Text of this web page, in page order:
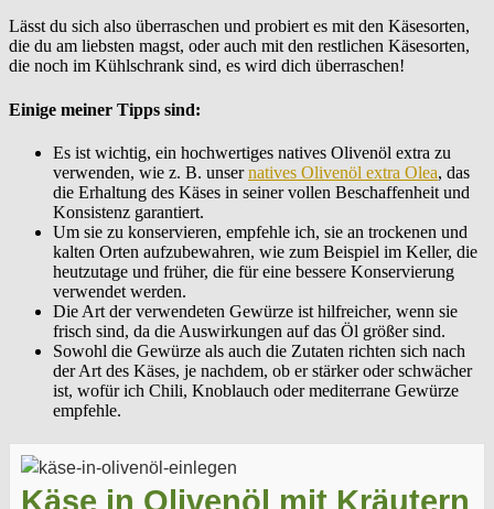
Lässt du sich also überraschen und probiert es mit den Käsesorten,
die du am liebsten magst, oder auch mit den restlichen Käsesorten,
die noch im Kühlschrank sind, es wird dich überraschen!
Einige meiner Tipps sind:
Es ist wichtig, ein hochwertiges natives Olivenöl extra zu
verwenden, wie z. B. unsernatives Olivenöl extra Olea, das
die Erhaltung des Käses in seiner vollen Beschaffenheit und
Konsistenz garantiert.
Um sie zu konservieren, empfehle ich, sie an trockenen und
kalten Orten aufzubewahren, wie zum Beispiel im Keller, die
heutzutage und früher, die für eine bessere Konservierung
verwendet werden.
Die Art der verwendeten Gewürze ist hilfreicher, wenn sie
frisch sind, da die Auswirkungen auf das Öl größer sind.
Sowohl die Gewürze als auch die Zutaten richten sich nach
der Art des Käses, je nachdem, ob er stärker oder schwächer
ist, wofür ich Chili, Knoblauch oder mediterrane Gewürze
empfehle.
Käse in Olivenöl mit Kräutern